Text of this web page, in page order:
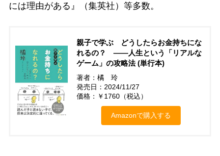
には理由がある』（集英社）等多数。
親子で学ぶ どうしたらお金持ちにな
れるの？ ――人生という「リアルな
ゲーム」の攻略法 (単行本)
著者：橘 玲
発売日：2024/11/27
価格：￥1760（税込）
Amazonで購入する